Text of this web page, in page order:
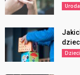
Uroda
Dzieci